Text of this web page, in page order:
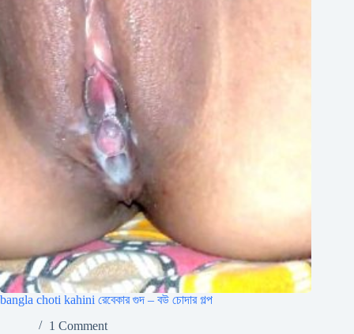
bangla choti kahini রেবেকার গুদ – বউ চোদার গল্প
1 Comment